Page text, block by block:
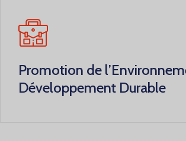
Promotion de
Développement Durable